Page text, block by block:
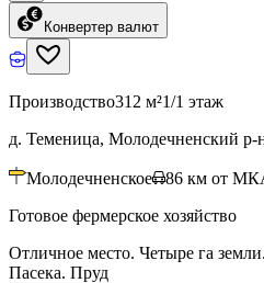
Конвертер валют
Производство312 м²1/1 этаж
д. Теменица, Молодечненский р-
Молодечненское 86 км от
Готовое фермерское хозяйство
Отличное место. Четыре га
Пасека. Пруд